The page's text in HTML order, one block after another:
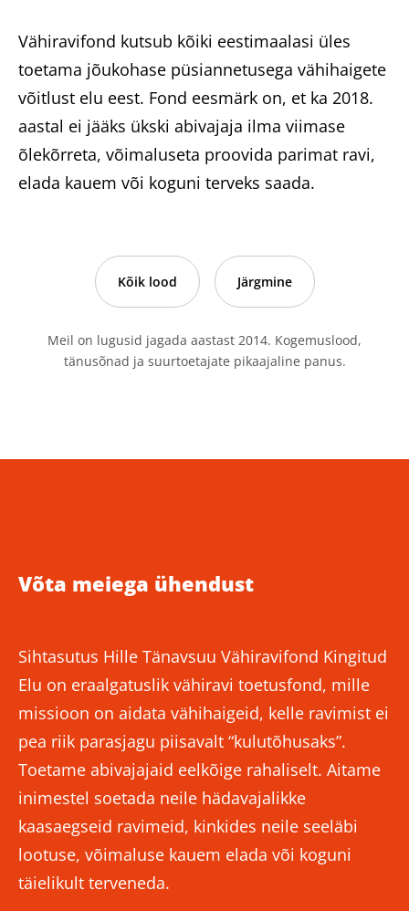
Vähiravifond kutsub kõiki eestimaalasi üles
toetama jõukohase püsiannetusega vähihaigete
võitlust elu eest. Fond eesmärk on, et ka 2018.
aastal ei jääks ükski abivajaja ilma viimase
õlekõrreta, võimaluseta proovida parimat ravi,
elada kauem või koguni terveks saada.
Kõik lood Järgmine
Meil on lugusid jagada aastast 2014. Kogemuslood,
tänusõnad ja suurtoetajate pikaajaline panus.
Võta meiega ühendust
Sihtasutus Hille Tänavsuu Vähiravifond Kingitud
Elu on eraalgatuslik vähiravi toetusfond, mille
missioon on aidata vähihaigeid, kelle ravimist ei
pea riik parasjagu piisavalt “kulutõhusaks”.
Toetame abivajajaid eelkõige rahaliselt. Aitame
inimestel soetada neile hädavajalikke
kaasaegseid ravimeid, kinkides neile seeläbi
lootuse, võimaluse kauem elada või koguni
täielikult terveneda.